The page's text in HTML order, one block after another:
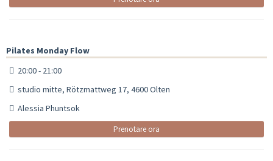
Pilates Monday Flow
20:00 - 21:00
studio mitte, Rötzmattweg 17, 4600 Olten
Alessia Phuntsok
Prenotare ora